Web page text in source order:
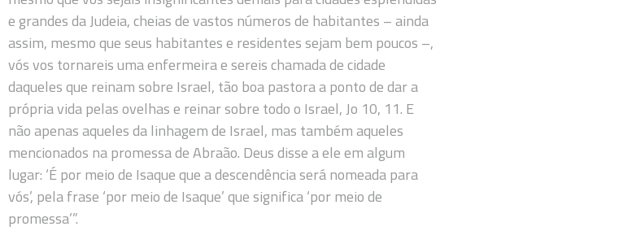
e grandes da Judeia, cheias de vastos números de habitantes – ainda
assim, mesmo que seus habitantes e residentes sejam bem poucos –,
vós vos tornareis uma enfermeira e sereis chamada de cidade
daqueles que reinam sobre Israel, tão boa pastora a ponto de dar a
própria vida pelas ovelhas e reinar sobre todo o Israel, Jo 10, 11. E
não apenas aqueles da linhagem de Israel, mas também aqueles
mencionados na promessa de Abraão. Deus disse a ele em algum
lugar: ‘É por meio de Isaque que a descendência será nomeada para
vós’, pela frase ‘por meio de Isaque’ que significa ‘por meio de
promessa’”.